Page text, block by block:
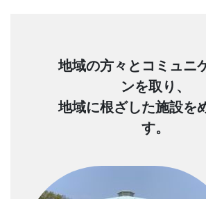
地域の方々とコミュニ
ンを取り、
地域に根ざした施設を
す。